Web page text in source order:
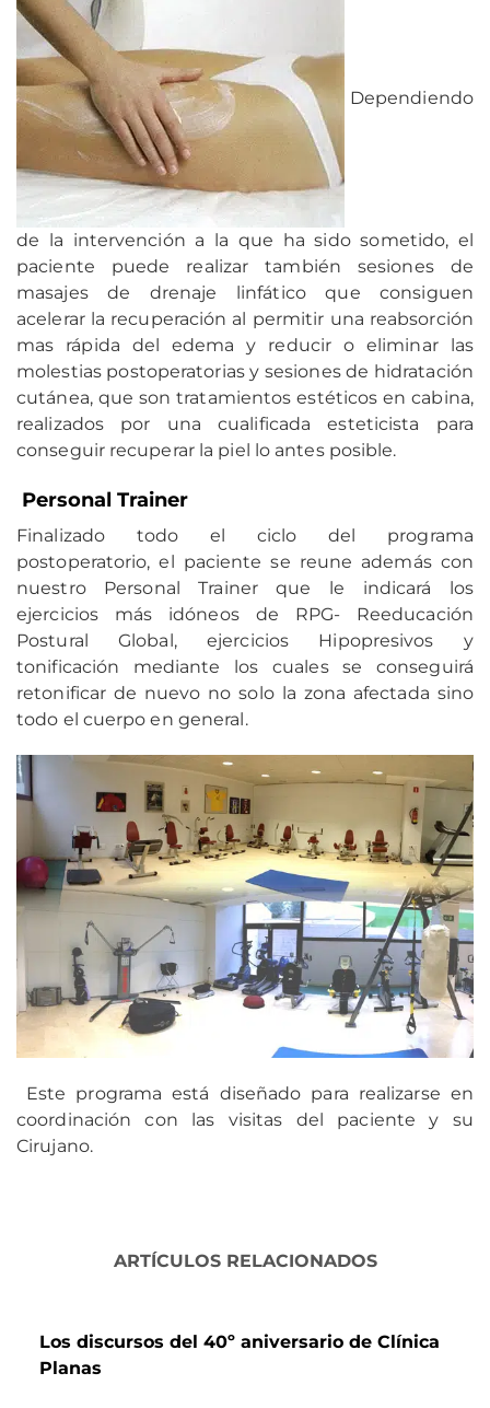
Dependiendo
de la intervención a la que ha sido sometido, el
paciente puede realizar también sesiones de
masajes de drenaje linfático que consiguen
acelerar la recuperación al permitir una reabsorción
mas rápida del edema y reducir o eliminar las
molestias postoperatorias y sesiones de hidratación
cutánea, que son tratamientos estéticos en cabina,
realizados por una cualificada esteticista para
conseguir recuperar la piel lo antes posible.
Personal Trainer
Finalizado todo el ciclo del programa
postoperatorio, el paciente se reune además con
nuestro Personal Trainer que le indicará los
ejercicios más idóneos de RPG- Reeducación
Postural Global, ejercicios Hipopresivos y
tonificación mediante los cuales se conseguirá
retonificar de nuevo no solo la zona afectada sino
todo el cuerpo en general.
Este programa está diseñado para realizarse en
coordinación con las visitas del paciente y su
Cirujano.
ARTÍCULOS RELACIONADOS
Los discursos del 40º aniversario de Clínica
Planas